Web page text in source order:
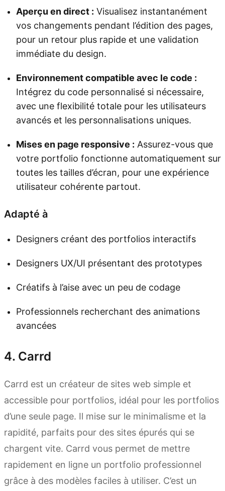
Aperçu en direct : Visualisez instantanément
vos changements pendant l’édition des pages,
pour un retour plus rapide et une validation
immédiate du design.
Environnement compatible avec le code :
Intégrez du code personnalisé si nécessaire,
avec une flexibilité totale pour les utilisateurs
avancés et les personnalisations uniques.
Mises en page responsive : Assurez-vous que
votre portfolio fonctionne automatiquement sur
toutes les tailles d’écran, pour une expérience
utilisateur cohérente partout.
Adapté à
Designers créant des portfolios interactifs
Designers UX/UI présentant des prototypes
Créatifs à l’aise avec un peu de codage
Professionnels recherchant des animations
avancées
4. Carrd
Carrd est un créateur de sites web simple et
accessible pour portfolios, idéal pour les portfolios
d’une seule page. Il mise sur le minimalisme et la
rapidité, parfaits pour des sites épurés qui se
chargent vite. Carrd vous permet de mettre
rapidement en ligne un portfolio professionnel
grâce à des modèles faciles à utiliser. C’est un